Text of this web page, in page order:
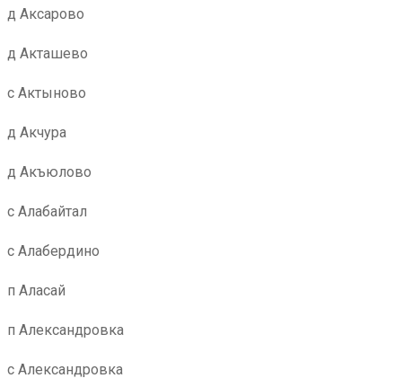
д Аксарово
д Акташево
с Актыново
д Акчура
д Акъюлово
с Алабайтал
с Алабердино
п Аласай
п Александровка
с Александровка